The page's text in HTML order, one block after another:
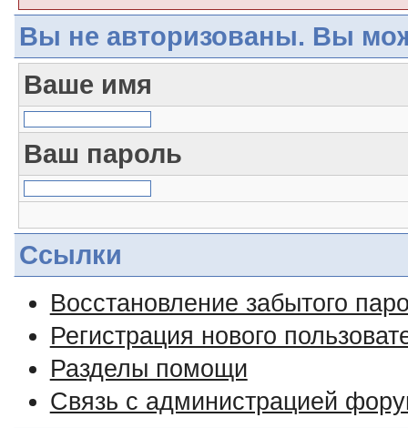
Вы не авторизованы. Вы
Ваше имя
Ваш пароль
Ссылки
Восстановление забытого
Регистрация нового
Разделы помощи
Связь с администрацией